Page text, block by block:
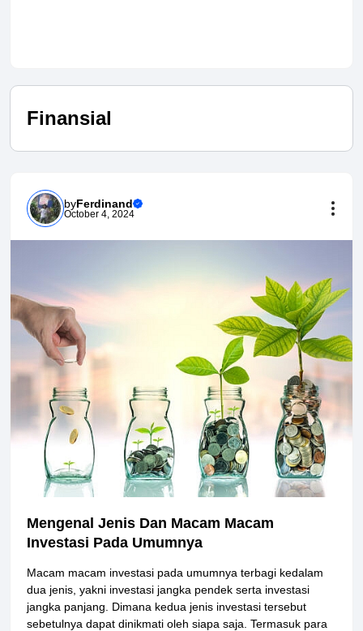
Finansial
byFerdinand
October 4, 2024
Mengenal Jenis Dan Macam Macam
Investasi Pada Umumnya
Macam macam investasi pada umumnya terbagi kedalam
dua jenis, yakni investasi jangka pendek serta investasi
jangka panjang. Dimana kedua jenis investasi tersebut
sebetulnya dapat dinikmati oleh siapa saja. Termasuk para